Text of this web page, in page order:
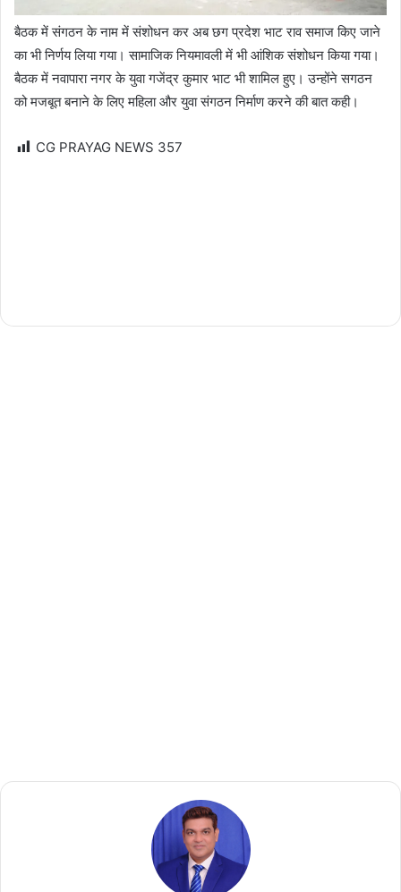
बैठक में संगठन के नाम में संशोधन कर अब छग प्रदेश भाट राव समाज किए जाने
का भी निर्णय लिया गया। सामाजिक नियमावली में भी आंशिक संशोधन किया गया।
बैठक में नवापारा नगर के युवा गजेंद्र कुमार भाट भी शामिल हुए। उन्होंने सगठन
को मजबूत बनाने के लिए महिला और युवा संगठन निर्माण करने की बात कही।
CG PRAYAG NEWS 357